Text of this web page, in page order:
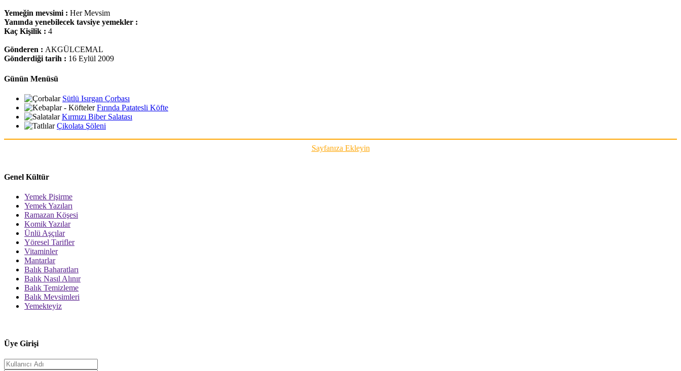
Yemeğin mevsimi : Her Mevsim
Yanında yenebilecek tavsiye yemekler :
Kaç Kişilik : 4
Gönderen : AKGÜLCEMAL
Gönderdiği tarih : 16 Eylül 2009
Günün Menüsü
Sütlü Isırgan Çorbası
Fırında Patatesli Köfte
Kırmızı Biber Salatası
Çikolata Şöleni
Sayfanıza Ekleyin
Genel Kültür
Yemek Pişirme
Yemek Yazıları
Ramazan Köşesi
Komik Yazılar
Ünlü Aşçılar
Yöresel Tarifler
Vitaminler
Mantarlar
Balık Baharatları
Balık Nasıl Alınır
Balık Temizleme
Balık Mevsimleri
Yemekteyiz
Üye Girişi